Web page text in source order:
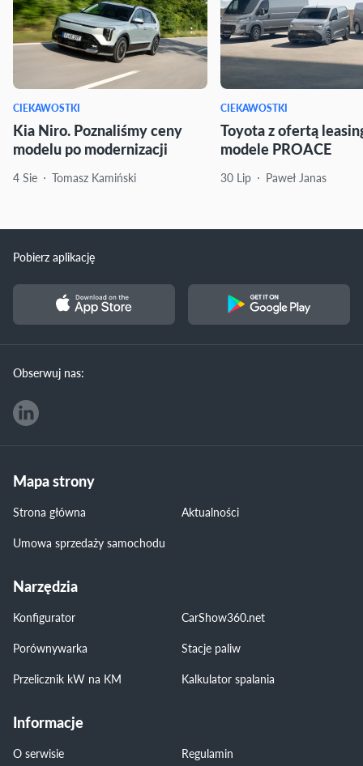
CIEKAWOSTKI
Kia Niro. Poznaliśmy ceny
modelu po modernizacji
4 Sie Tomasz Kamiński
CIEKAWOSTKI
Toyota z ofertą
modele PROACE
30 Lip Paweł Janas
Pobierz aplikację
Obserwuj nas:
Mapa strony
Strona główna
Aktualności
Umowa sprzedaży samochodu
Narzędzia
Konfigurator
CarShow360.net
Porównywarka
Stacje paliw
Przelicznik kW na KM
Kalkulator spalania
Informacje
O serwisie Regulamin